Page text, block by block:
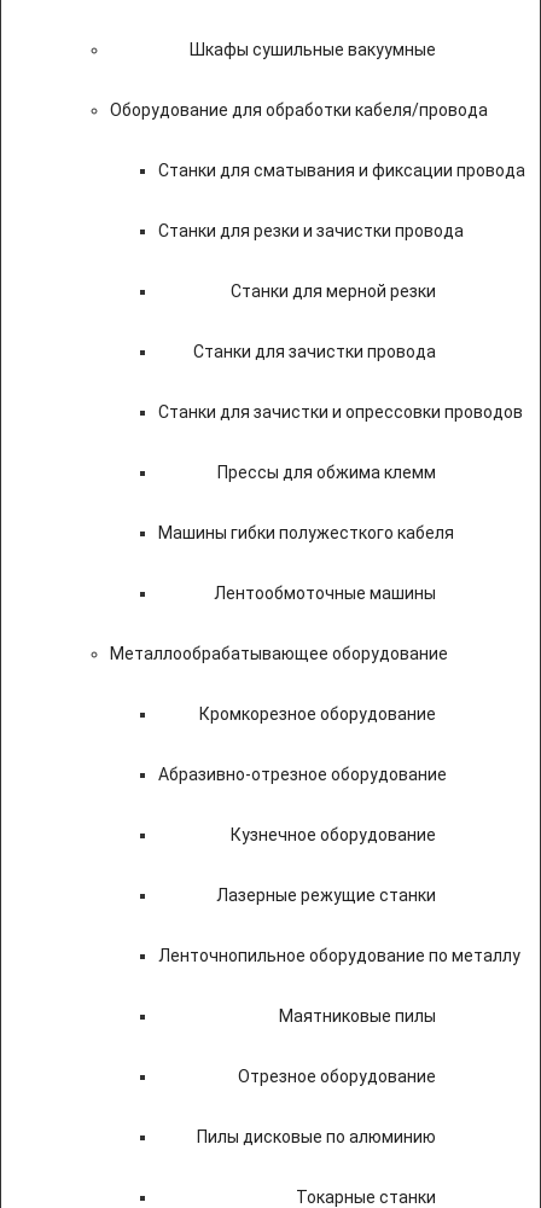
Шкафы сушильные вакуумные
Оборудование для обработки кабеля/провода
Станки для сматывания и фиксации провода
Станки для резки и зачистки провода
Станки для мерной резки
Станки для зачистки провода
Станки для зачистки и опрессовки проводов
Прессы для обжима клемм
Машины гибки полужесткого кабеля
Лентообмоточные машины
Металлообрабатывающее оборудование
Кромкорезное оборудование
Абразивно-отрезное оборудование
Кузнечное оборудование
Лазерные режущие станки
Ленточнопильное оборудование по металлу
Маятниковые пилы
Отрезное оборудование
Пилы дисковые по алюминию
Токарные станки